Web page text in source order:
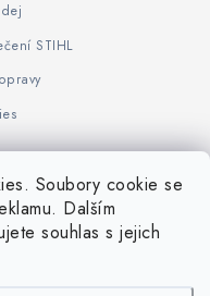
Soubory cookie se
Dalším
souhlas s jejich
STIHL
STIHL Timbersport